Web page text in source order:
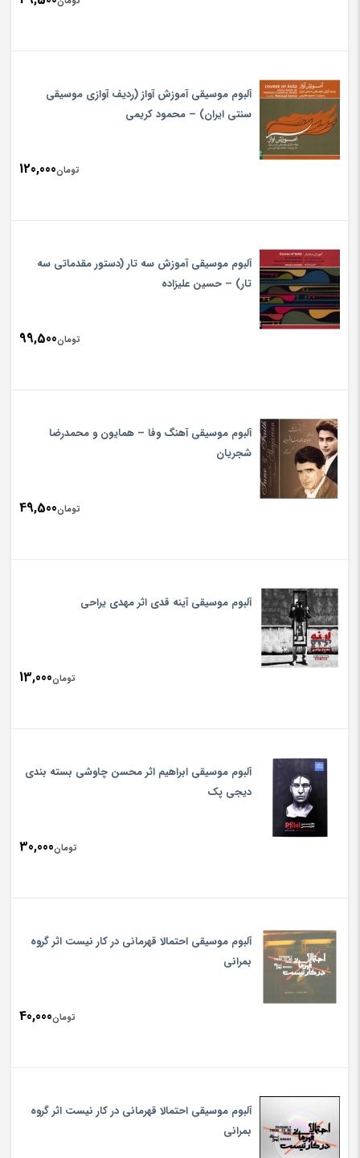
آلبوم موسیقی آموزش آواز (ردیف آوازی موسیقی
سنتی ایران) – محمود کریمی
تومان120,000
آلبوم موسیقی آموزش سه تار (دستور مقدماتی سه
تار) – حسین علیزاده
تومان99,500
آلبوم موسیقی آهنگ وفا – همایون و محمدرضا
شجریان
تومان49,500
آلبوم موسیقی آینه قدی اثر مهدی یراحی
تومان13,000
آلبوم موسیقی ابراهیم اثر محسن چاوشی بسته بندی
دیجی پک
تومان30,000
آلبوم موسیقی احتمالا قهرمانی در کار نیست اثر گروه
بمرانی
تومان40,000
آلبوم موسیقی احتمالا قهرمانی در کار نیست اثر گروه
بمرانی